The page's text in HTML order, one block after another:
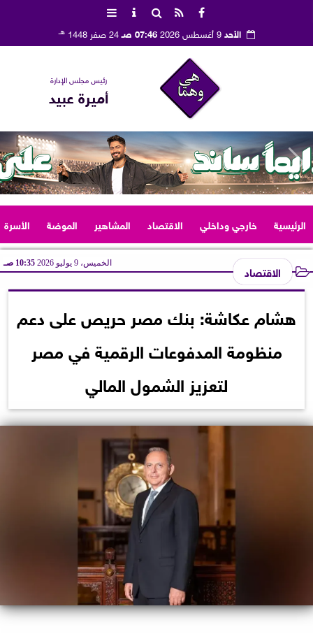
الأحد9 أغسطس 2026 07:46 صـ 24 صفر 1448 هـ
رئيس مجلس الإدارة
أميرة عبيد
الرئيسية خارجي وداخلي الاقتصاد المشاهير الموضة الأسرة
الاقتصاد الخميس، 9 يوليو 2026 10:35 صـ
هشام عكاشة: بنك مصر حريص على دعم
منظومة المدفوعات الرقمية في مصر
لتعزيز الشمول المالي